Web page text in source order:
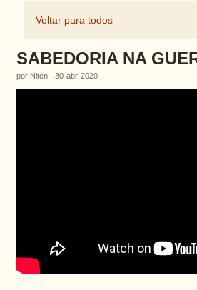
Voltar para todos
SABEDORIA NA
por Niten - 30-abr-2020